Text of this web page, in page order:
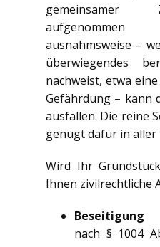
gemeinsamer
ausnahmsweise –
überwiegendes
nachweist, etwa
Gefährdung – kann
ausfallen. Die reine
genügt dafür in aller
Wird Ihr
Ihnen zivilrechtliche
Beseitigung
nach § 1004